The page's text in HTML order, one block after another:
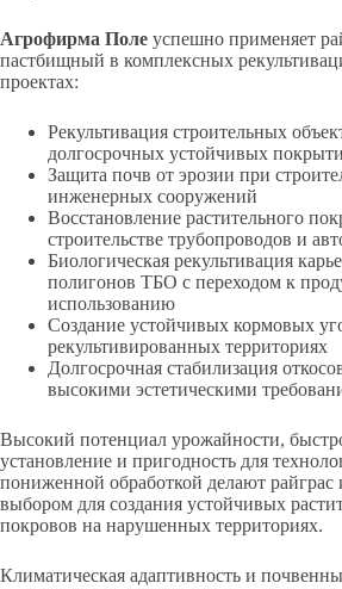
Агрофирма Поле успешно применяет
пастбищный в комплексных
проектах:
Рекультивация строительных
долгосрочных устойчивых
Защита почв от эрозии при
инженерных сооружений
Восстановление растительного
строительстве трубопроводов и
Биологическая рекультивация
полигонов ТБО с переходом к
использованию
Создание устойчивых кормовых
рекультивированных территориях
Долгосрочная стабилизация
высокими эстетическими
Высокий потенциал урожайности,
установление и пригодность для
пониженной обработкой делают райграс
выбором для создания устойчивых
покровов на нарушенных территориях.
Климатическая адаптивность и